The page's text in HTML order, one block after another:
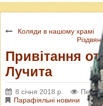
Коляди в нашому храмі
Привітання
Лучита
8 січня 2018 р.
Парафіяльні новини